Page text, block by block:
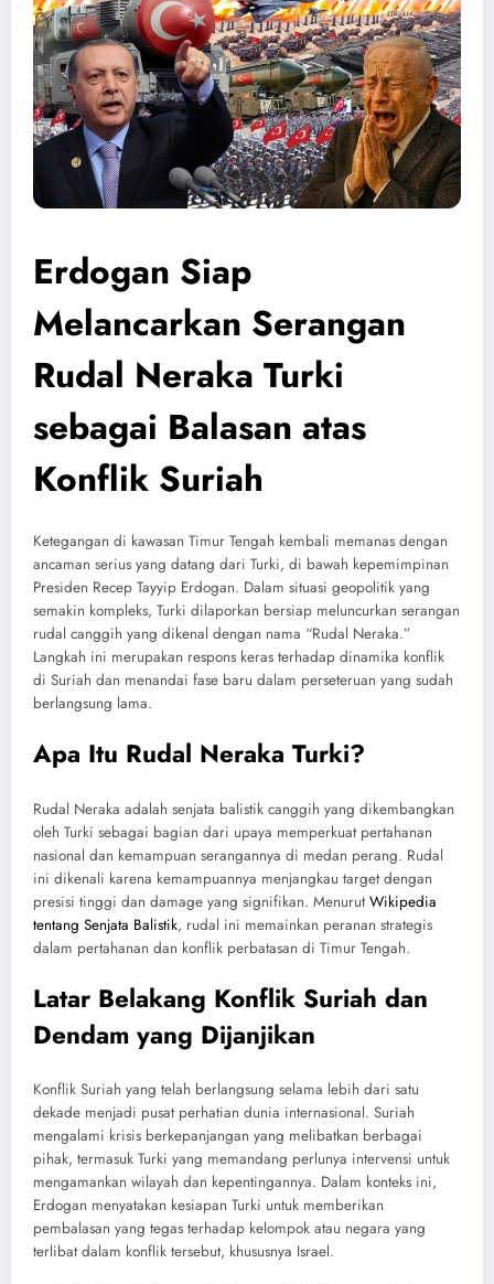
Erdogan Siap
Melancarkan Serangan
Rudal Neraka Turki
sebagai Balasan atas
Konflik Suriah
Ketegangan di kawasan Timur Tengah kembali memanas dengan
ancaman serius yang datang dari Turki, di bawah kepemimpinan
Presiden Recep Tayyip Erdogan. Dalam situasi geopolitik yang
semakin kompleks, Turki dilaporkan bersiap meluncurkan serangan
rudal canggih yang dikenal dengan nama “Rudal Neraka.”
Langkah ini merupakan respons keras terhadap dinamika konflik
di Suriah dan menandai fase baru dalam perseteruan yang sudah
berlangsung lama.
Apa Itu Rudal Neraka Turki?
Rudal Neraka adalah senjata balistik canggih yang dikembangkan
oleh Turki sebagai bagian dari upaya memperkuat pertahanan
nasional dan kemampuan serangannya di medan perang. Rudal
ini dikenali karena kemampuannya menjangkau target dengan
presisi tinggi dan damage yang signifikan. MenurutWikipedia
tentang Senjata Balistik, rudal ini memainkan peranan strategis
dalam pertahanan dan konflik perbatasan di Timur Tengah.
Latar Belakang Konflik Suriah dan
Dendam yang Dijanjikan
Konflik Suriah yang telah berlangsung selama lebih dari satu
dekade menjadi pusat perhatian dunia internasional. Suriah
mengalami krisis berkepanjangan yang melibatkan berbagai
pihak, termasuk Turki yang memandang perlunya intervensi untuk
mengamankan wilayah dan kepentingannya. Dalam konteks ini,
Erdogan menyatakan kesiapan Turki untuk memberikan
pembalasan yang tegas terhadap kelompok atau negara yang
terlibat dalam konflik tersebut, khususnya Israel.